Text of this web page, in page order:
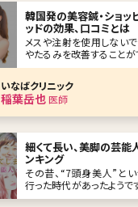
ンか
韓国発の美容鍼・ショッ
ッドの効果、口コミとは
メスや注射を使用しない
やたるみを改善することが
ピングスレッドとは、どの
ット、治療方法を紹介します
グスレッドを検討するさい
てみてくださいね。 目次
いなばクリニック
稲葉岳也医師
細くて長い、美脚の芸能
ンキング
その昔、“7頭身美人”と
行った時代があったようで
は7頭身どころではなく、